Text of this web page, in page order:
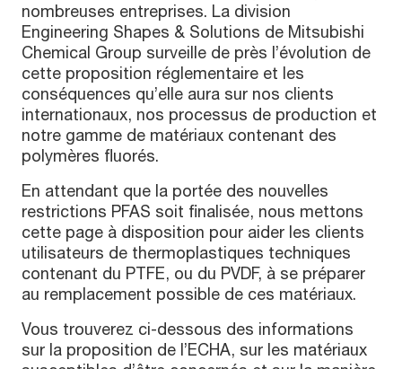
nombreuses entreprises. La division
Engineering Shapes & Solutions de Mitsubishi
Chemical Group surveille de près l’évolution de
cette proposition réglementaire et les
conséquences qu’elle aura sur nos clients
internationaux, nos processus de production et
notre gamme de matériaux contenant des
polymères fluorés.
En attendant que la portée des nouvelles
restrictions PFAS soit finalisée, nous mettons
cette page à disposition pour aider les clients
utilisateurs de thermoplastiques techniques
contenant du PTFE, ou du PVDF, à se préparer
au remplacement possible de ces matériaux.
Vous trouverez ci-dessous des informations
sur la proposition de l’ECHA, sur les matériaux